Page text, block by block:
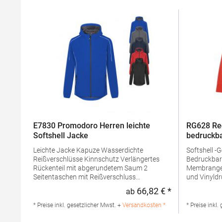
E7830 Promodoro Herren leichte
Softshell Jacke
Leichte Jacke Kapuze Wasserdichte
Reißverschlüsse Kinnschutz Verlängertes
Rückenteil mit abgerundetem Saum 2
Seitentaschen mit Reißverschluss
Reißverschlussanhänger Teilungsnähte
Regulärer Preis:
ab 66,82 € *
* Preise inkl. gesetzlicher Mwst. + Versandkosten *
RG628
Softshell -
Bedruckbares
Membrangewebe Ideal für
und Vinyldruck dauerhaft
Taschen
* Preise inkl.